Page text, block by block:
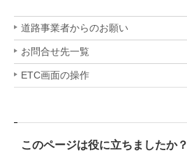
道路事業者からのお願い
お問合せ先一覧
ETC画面の操作
このページは役に立ちましたか？